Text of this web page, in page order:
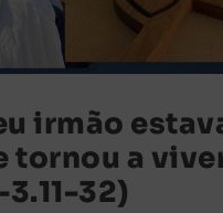
irmão
tornou a
3.11-32)